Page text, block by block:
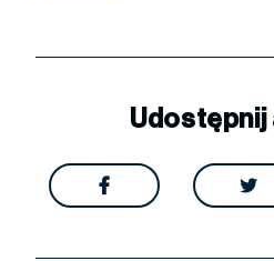
Udostępnij
 